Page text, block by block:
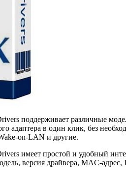
поддерживает различные
адаптера в один клик, без
on-LAN и другие.
имеет простой и удобный
версия драйвера, MAC-